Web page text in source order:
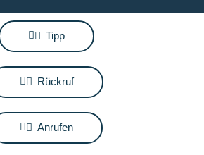
Tipp
Rückruf
Anrufen